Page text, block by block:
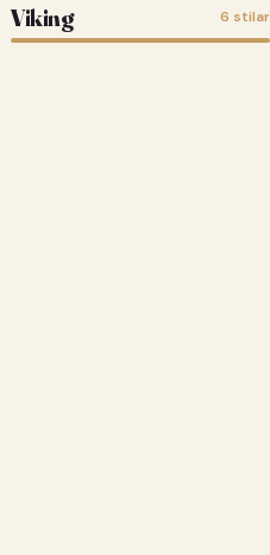
Viking 6 stilar